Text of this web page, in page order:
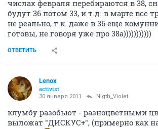
числах февраля перебираются в 38,
будут 36 потом 33, и т.д. в марте все
не реально, т.к. даже в 36 еще
готовы, не говоря уже про 38а)))))))))))
ОТВЕТИТЬ
Lenox
activist
30 января 2011 Nigth_Violet
клумбу разобьют - разноцветными
выложат "ДИСКУС+", (примерно как